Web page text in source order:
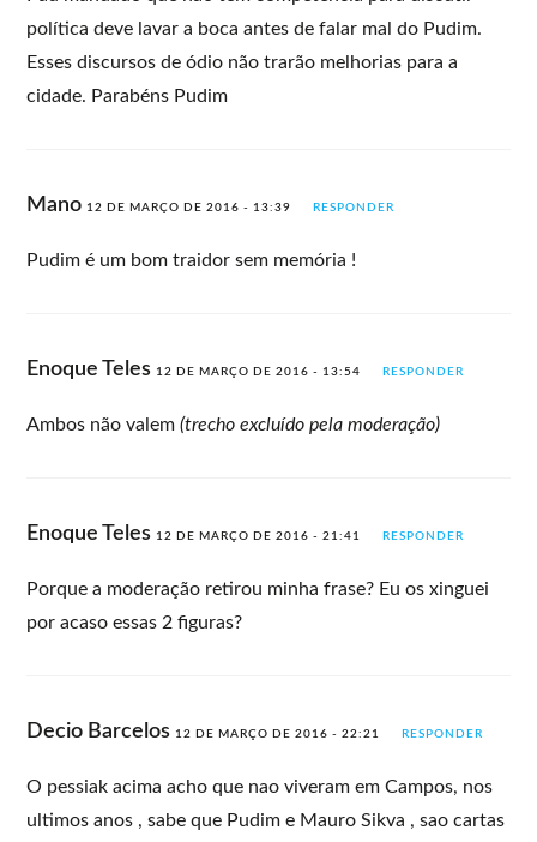
política deve lavar a boca antes de falar mal do Pudim.
Esses discursos de ódio não trarão melhorias para a
cidade. Parabéns Pudim
Mano 12 DE MARÇO DE 2016 - 13:39 RESPONDER
Pudim é um bom traidor sem memória !
Enoque Teles 12 DE MARÇO DE 2016 - 13:54 RESPONDER
Ambos não valem(trecho excluído pela moderação)
Enoque Teles 12 DE MARÇO DE 2016 - 21:41 RESPONDER
Porque a moderação retirou minha frase? Eu os xinguei
por acaso essas 2 figuras?
Decio Barcelos 12 DE MARÇO DE 2016 - 22:21 RESPONDER
O pessiak acima acho que nao viveram em Campos, nos
ultimos anos , sabe que Pudim e Mauro Sikva , sao cartas